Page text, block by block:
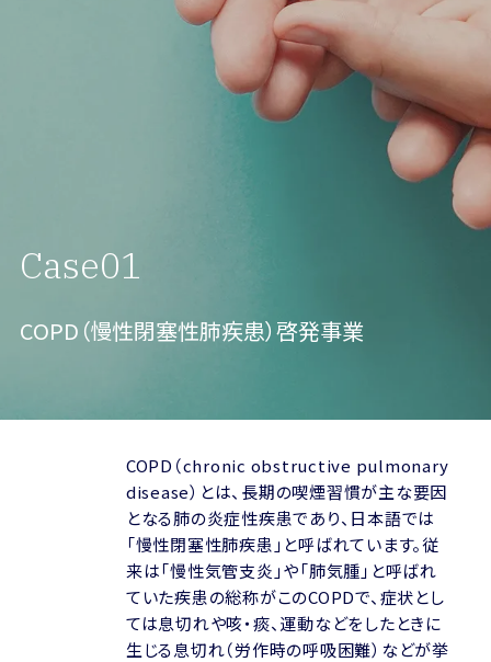
Case01
COPD（慢性閉塞性肺疾患）啓発事業
COPD（chronic obstructive pulmonary
disease）とは、長期の喫煙習慣が主な要因
となる肺の炎症性疾患であり、日本語では
「慢性閉塞性肺疾患」と呼ばれています。従
来は「慢性気管支炎」や「肺気腫」と呼ばれ
ていた疾患の総称がこのCOPDで、症状とし
ては息切れや咳・痰、運動などをしたときに
生じる息切れ（労作時の呼吸困難）などが挙